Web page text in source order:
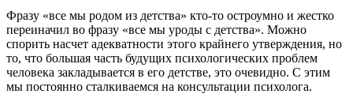
Фразу «все мы родом из детства» кто-то остроумно и жестко
переиначил во фразу «все мы уроды с детства». Можно
спорить насчет адекватности этого крайнего утверждения, но
то, что большая часть будущих психологических проблем
человека закладывается в его детстве, это очевидно. С этим
мы постоянно сталкиваемся на консультации психолога.